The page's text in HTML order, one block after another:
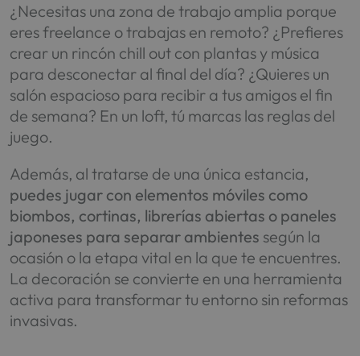
¿Necesitas una zona de trabajo amplia porque
eres freelance o trabajas en remoto? ¿Prefieres
crear un rincón chill out con plantas y música
para desconectar al final del día? ¿Quieres un
salón espacioso para recibir a tus amigos el fin
de semana? En un loft, tú marcas las reglas del
juego.
Además, al tratarse de una única estancia,
puedes jugar con elementos móviles como
biombos, cortinas, librerías abiertas o paneles
japoneses para separar ambientes según la
ocasión o la etapa vital en la que te encuentres.
La decoración se convierte en una herramienta
activa para transformar tu entorno sin reformas
invasivas.